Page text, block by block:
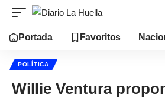
Portada Favoritos
POLÍTICA
Willie Ventura